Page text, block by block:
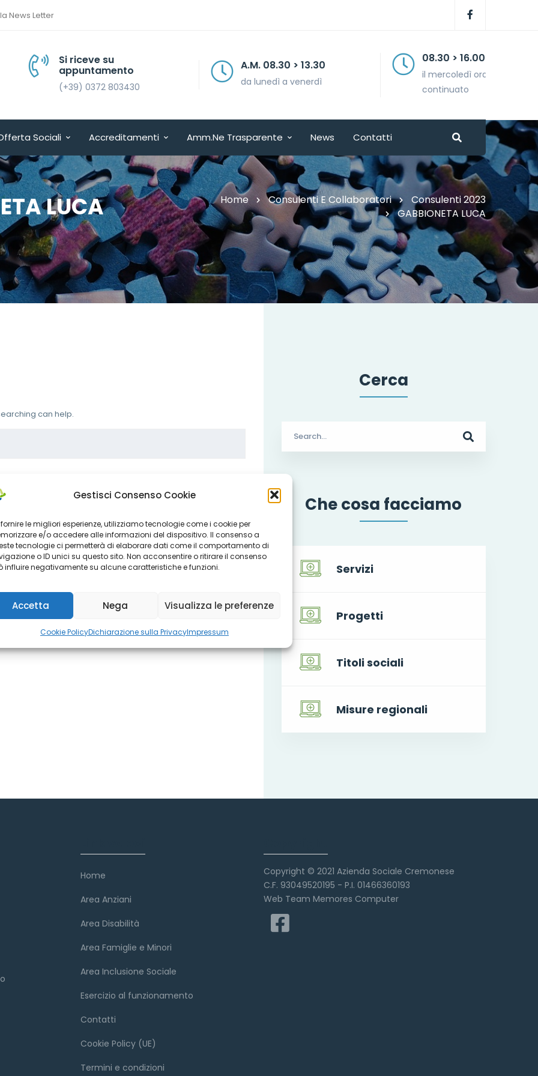
Gestisci Consenso Cookie
fornire le migliori esperienze, utilizziamo tecnologie come i cookie per
e/o accedere alle informazioni del dispositivo. Il consenso a
tecnologie ci permetterà di elaborare dati come il comportamento di
o ID unici su questo sito. Non acconsentire o ritirare il consenso
influire negativamente su alcune caratteristiche e funzioni.
Accetta Nega Visualizza le preferenze
Cookie PolicyDichiarazione sulla PrivacyImpressum
News Letter
Si riceve su
appuntamento
(+39) 0372 803430
A.M. 08.30 > 13.30
da lunedì a venerdì
08.30 > 16.00
il mercoledì orario
Sociali Accreditamenti Amm.ne Trasparente News Contatti
LUCA Home Consulenti E Collaboratori
Consulenti 2023
GABBIONETA LUCA
can help.
Cerca
for:
Che cosa facciamo
Servizi
Progetti
Titoli sociali
Misure regionali
Home
Area Anziani
Area Disabilità
Area Famiglie e Minori
Area Inclusione Sociale
Esercizio al funzionamento
Contatti
Cookie Policy (UE)
Termini e condizioni
Copyright © 2021 Azienda Sociale Cremonese
C.F. 93049520195 - P.I. 01466360193
Web Team Memores Computer